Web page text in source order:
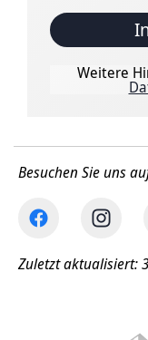
Weitere
Besuchen Sie uns
Zuletzt aktualisiert: